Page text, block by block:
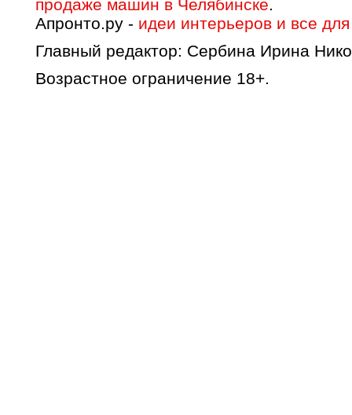
продаже машин в Челябинске.
Апронто.ру - идеи интерьеров и все
Главный редактор: Сербина Ирина
Возрастное ограничение 18+.